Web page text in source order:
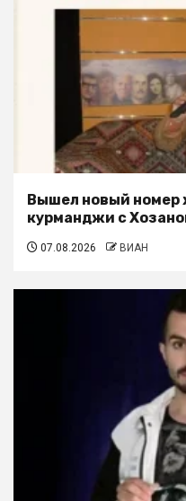
Вышел новый номер
курманджи с
07.08.2026 ВИАН